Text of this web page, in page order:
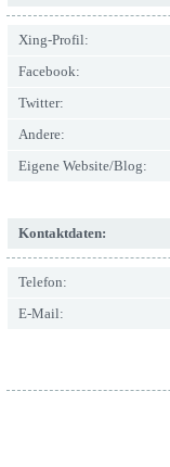
Xing-Profil:
Facebook:
Twitter:
Andere:
Eigene Website/Blog:
Kontaktdaten:
Telefon:
E-Mail: